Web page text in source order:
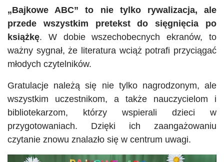
„Bajkowe ABC” to nie tylko rywalizacja, ale
przede wszystkim pretekst do sięgnięcia po
książkę. W dobie wszechobecnych ekranów, to
ważny sygnał, że literatura wciąż potrafi przyciągać
młodych czytelników.
Gratulacje należą się nie tylko nagrodzonym, ale
wszystkim uczestnikom, a także nauczycielom i
bibliotekarzom, którzy wspierali dzieci w
przygotowaniach. Dzięki ich zaangażowaniu
czytanie znowu znalazło się w centrum uwagi.